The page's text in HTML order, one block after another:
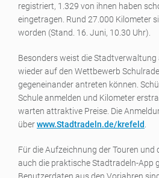
registriert, 1.329 von ihnen haben
eingetragen. Rund 27.000 Kilometer
worden (Stand. 16. Juni, 10.30 Uhr).
Besonders weist die
wieder auf den Wettbewerb
gegeneinander antreten können.
Schule anmelden und Kilometer
warten attraktive Preise. Die
überwww.Stadtradeln.de/krefeld
Für die Aufzeichnung der Touren und
auch die praktische Stadtradeln-App